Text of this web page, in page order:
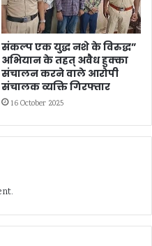
संकल्प एक युद्ध नशे के विरुद्ध”
अभियान के तहत् अवैध हुक्का
संचालन करने वाले आरोपी
संचालक व्यक्ति गिरफ्तार
16 October 2025